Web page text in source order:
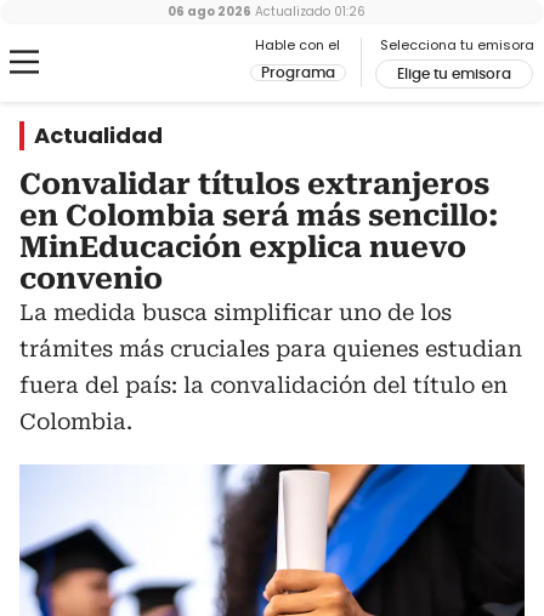
Hable con el
Programa
Selecciona tu emisora
Elige tu emisora
06 ago 2026 Actualizado 01:26
Actualidad
Convalidar títulos extranjeros
en Colombia será más sencillo:
MinEducación explica nuevo
convenio
La medida busca simplificar uno de los
trámites más cruciales para quienes estudian
fuera del país: la convalidación del título en
Colombia.